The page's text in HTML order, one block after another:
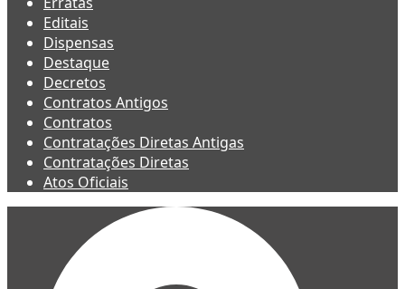
Editais
Dispensas
Destaque
Decretos
Contratos Antigos
Contratos
Contratações Diretas Antigas
Contratações Diretas
Atos Oficiais